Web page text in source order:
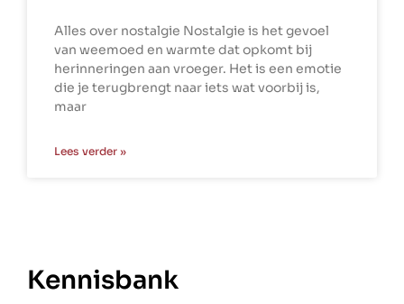
Alles over nostalgie Nostalgie is het gevoel
van weemoed en warmte dat opkomt bij
herinneringen aan vroeger. Het is een emotie
die je terugbrengt naar iets wat voorbij is,
maar
Lees verder »
Kennisbank